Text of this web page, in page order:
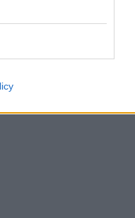
στα χρόνια
ελέγχων κατά